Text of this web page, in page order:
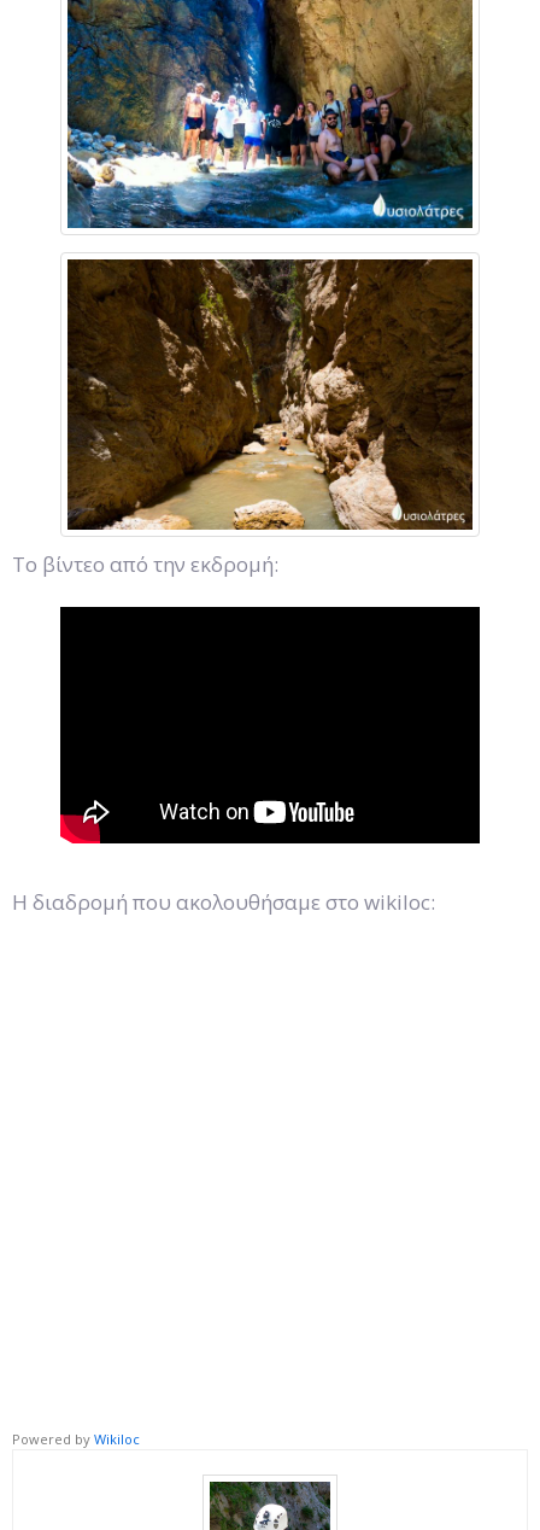
Το βίντεο από την εκδρομή:
Η διαδρομή που ακολουθήσαμε στο wikiloc:
Powered by Wikiloc